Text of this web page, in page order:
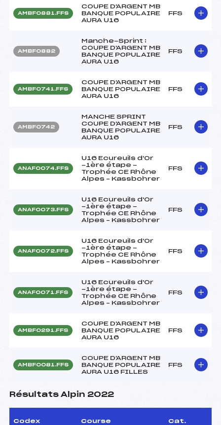
AMBF0881.FFS
COUPE D'ARGENT MB
BANQUE POPULAIRE
AURA U16
FFS
AMBF0882
Manche-Sprint :
COUPE D'ARGENT MB
BANQUE POPULAIRE
AURA U16
FFS
AMBF0741.FFS
COUPE D'ARGENT MB
BANQUE POPULAIRE
AURA U16
FFS
AMBF0742
MANCHE SPRINT
COUPE D'ARGENT MB
BANQUE POPULAIRE
AURA U16
FFS
ANAF0074.FFS
U16 Ecureuils d'Or
-1ère étape -
Trophée CE Rhône
Alpes – Kassbohrer
FFS
ANAF0073.FFS
U16 Ecureuils d'Or
-1ère étape -
Trophée CE Rhône
Alpes – Kassbohrer
FFS
ANAF0072.FFS
U16 Ecureuils d'Or
-1ère étape -
Trophée CE Rhône
Alpes – Kassbohrer
FFS
ANAF0071.FFS
U16 Ecureuils d'Or
-1ère étape -
Trophée CE Rhône
Alpes – Kassbohrer
FFS
AMBF0291.FFS
COUPE D'ARGENT MB
BANQUE POPULAIRE
AURA U16
FFS
AMBF0081.FFS
COUPE D'ARGENT MB
BANQUE POPULAIRE
AURA U16 FILLES
FFS
Résultats Alpin 2022
Codex Course Cat.